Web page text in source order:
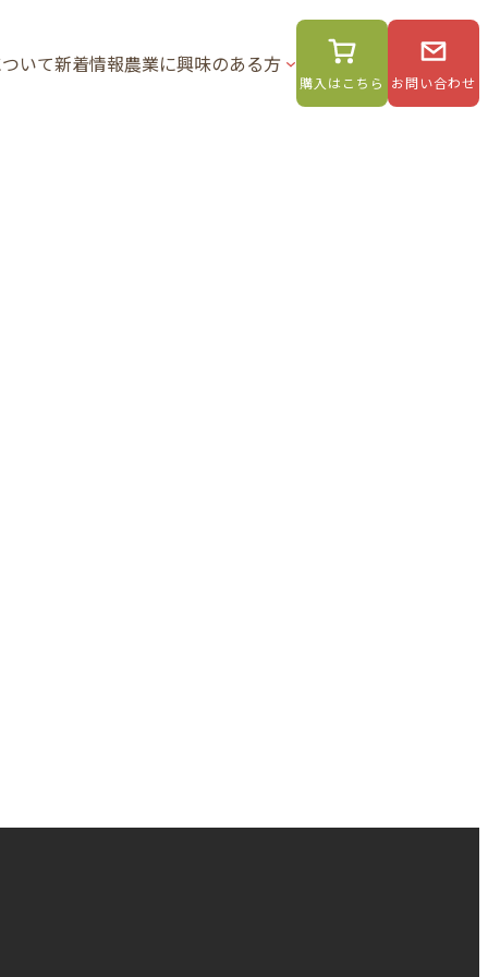
いて新着情報農業に興味のある方
購入はこちら お問い合わせ